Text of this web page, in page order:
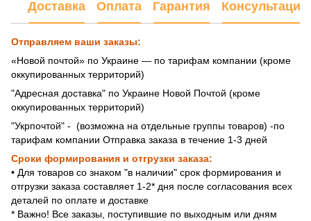
Доставка Оплата Гарантия Консультация
Отправляем ваши заказы:
«Новой почтой» по Украине — по тарифам компании (кроме
оккупированных территорий)
"Адресная доставка" по Украине Новой Почтой (кроме
оккупированных территорий)
"Укрпочтой" - (возможна на отдельные группы товаров) -по
тарифам компании Отправка заказа в течение 1-3 дней
Сроки формирования и отгрузки заказа:
• Для товаров со знаком "в наличии" срок формирования и
отгрузки заказа составляет 1-2* дня после согласования всех
деталей по оплате и доставке
* Важно! Все заказы, поступившие по выходным или дням